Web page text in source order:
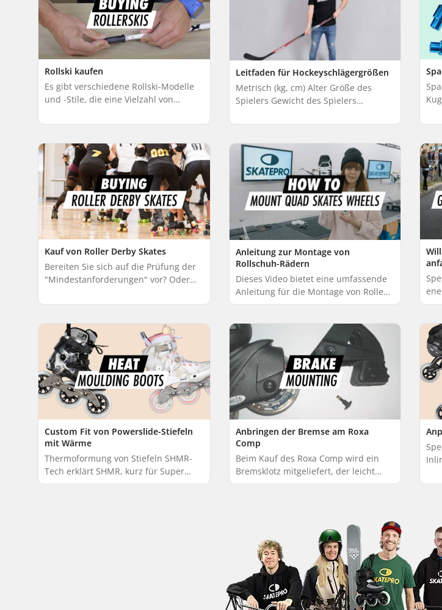
Rollski kaufen
Es gibt verschiedene Rollski-Modelle
und -Stile, die eine Vielzahl von
Konfiguration zu finden. Dieser
Leitfaden für Hockeyschlägergrößen
Metrisch (kg, cm) Alter Größe des
Spielers Gewicht des Spielers
50 30 - 55 11 - 14 150 - 165 45 - 55 45 -
Kauf von Roller Derby Skates
Bereiten Sie sich auf die Prüfung der
"Mindestanforderungen" vor? Oder
nach Ihrem ersten Paar Roller-Derby-
Anleitung zur Montage von
Rollschuh-Rädern
Dieses Video bietet eine umfassende
Anleitung für die Montage von Rollen
an Rollschuhen. Wenn Sie Ihre
nach dem Austa...
Art
Custom Fit von Powerslide-Stiefeln
mit Wärme
Thermoformung von Stiefeln SHMR-
Tech erklärt SHMR, kurz für Super
Heat Mouldable Resin, ist ein
Anbringen der Bremse am Roxa
Comp
Beim Kauf des Roxa Comp wird ein
Bremsklotz mitgeliefert, der leicht
angebracht werden kann. Benötigtes